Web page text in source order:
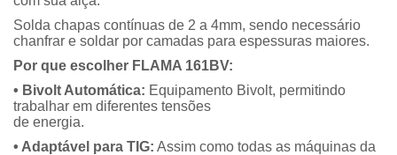
Solda chapas contínuas de 2 a 4mm, sendo necessário
chanfrar e soldar por camadas para espessuras maiores.
Por que escolher FLAMA 161BV:
• Bivolt Automática: Equipamento Bivolt, permitindo
trabalhar em diferentes tensões
de energia.
• Adaptável para TIG: Assim como todas as máquinas da